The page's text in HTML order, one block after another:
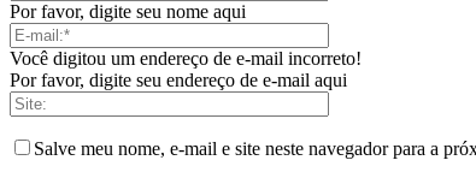
Por favor, digite seu nome aqui
Você digitou um endereço de e-mail incorreto!
Por favor, digite seu endereço de e-mail aqui
Salve meu nome, e-mail e site neste navegador para a